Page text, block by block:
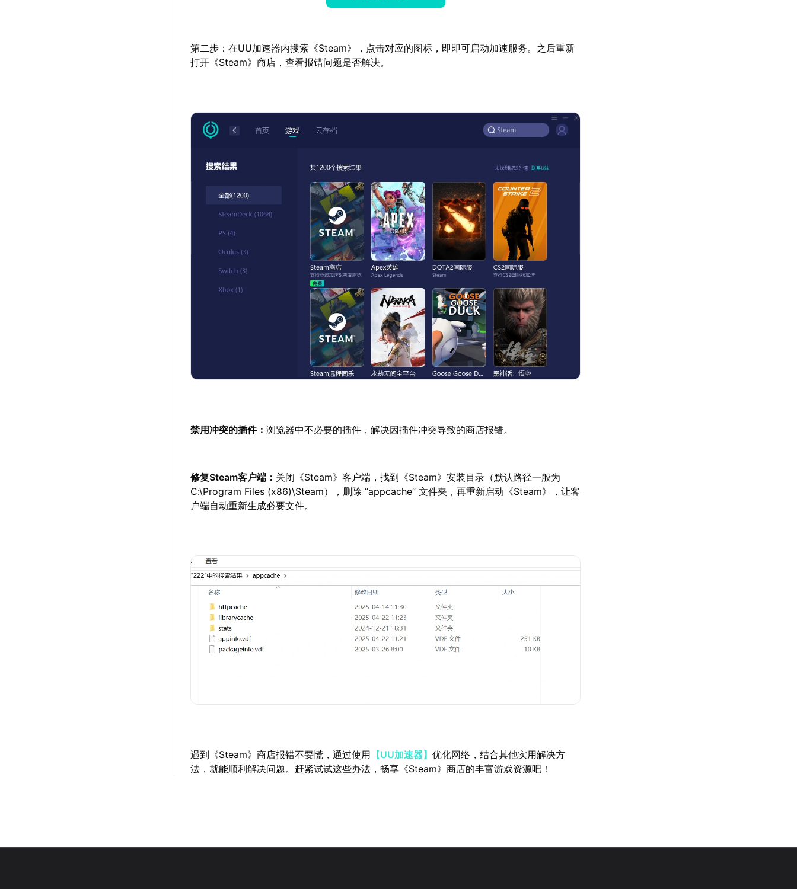
第二步：在UU加速器内搜索《Steam》，点击对应的图标，即即可启动加速服务。之后重新
打开《Steam》商店，查看报错问题是否解决。
禁用冲突的插件：浏览器中不必要的插件，解决因插件冲突导致的商店报错。
修复Steam客户端： 关闭《Steam》客户端，找到《Steam》安装目录（默认路径一般为
C:\Program Files (x86)\Steam），删除 “appcache” 文件夹，再重新启动《Steam》，让客
户端自动重新生成必要文件。
遇到《Steam》商店报错不要慌，通过使用 【UU加速器】优化网络，结合其他实用解决方
法，就能顺利解决问题。赶紧试试这些办法，畅享《Steam》商店的丰富游戏资源吧！